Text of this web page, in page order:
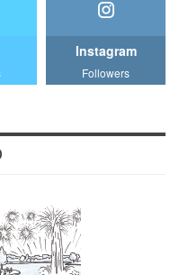
Instagram
Followers